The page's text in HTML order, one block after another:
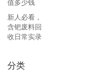
值多少钱
新人必看，
含钯废料回
收日常实录
分类